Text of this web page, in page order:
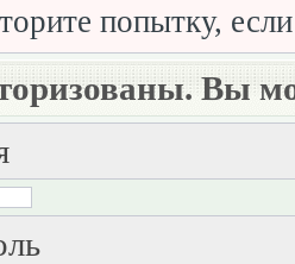
попытку,
Вы